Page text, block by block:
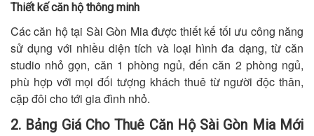
Thiết kế căn hộ thông minh
Các căn hộ tại Sài Gòn Mia được thiết kế tối ưu công năng
sử dụng với nhiều diện tích và loại hình đa dạng, từ căn
studio nhỏ gọn, căn 1 phòng ngủ, đến căn 2 phòng ngủ,
phù hợp với mọi đối tượng khách thuê từ người độc thân,
cặp đôi cho tới gia đình nhỏ.
2. Bảng Giá Cho Thuê Căn Hộ Sài Gòn Mia Mới